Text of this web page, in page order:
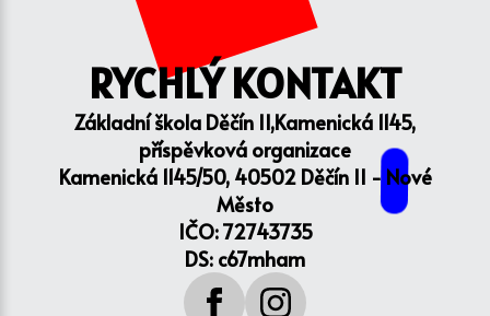
RYCHLÝ KONTAKT
Základní škola Děčín II,Kamenická 1145,
příspěvková organizace
Kamenická 1145/50, 40502 Děčín II - Nové
Město
IČO: 72743735
DS: c67mham